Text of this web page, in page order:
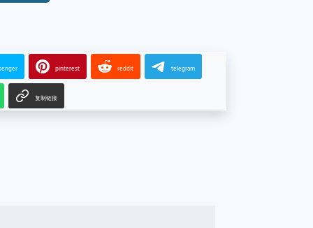
pinterest reddit telegram
复制链接